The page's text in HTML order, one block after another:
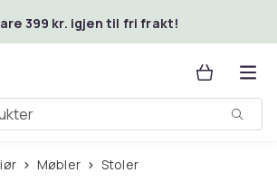
399 kr. igjen til fri frakt!
Møbler Stoler